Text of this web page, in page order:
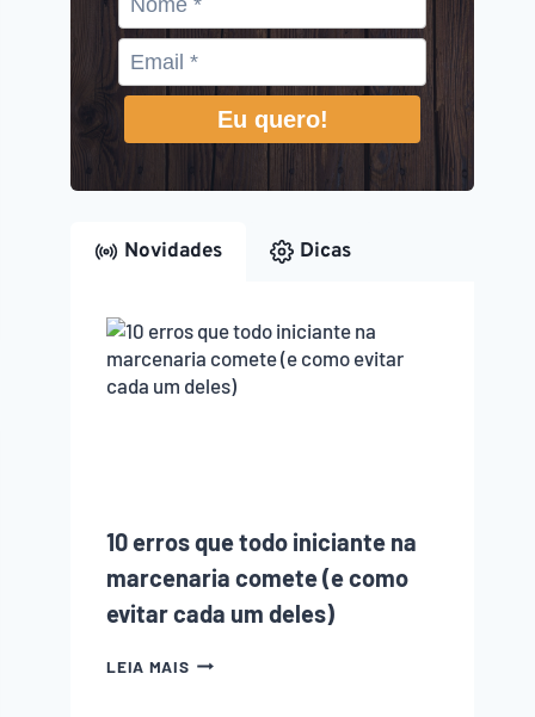
Eu quero!
Novidades Dicas
10 erros que todo iniciante na
marcenaria comete (e como
evitar cada um deles)
LEIA MAIS10